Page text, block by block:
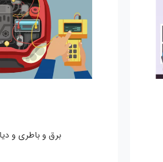
صافکاری و نقاشی